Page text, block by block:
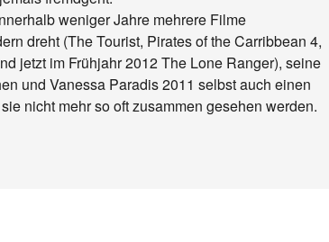
weniger Jahre mehrere Filme
dreht (The Tourist, Pirates of the Carribbean 4,
jetzt im Frühjahr 2012 The Lone Ranger), seine
und Vanessa Paradis 2011 selbst auch einen
nicht mehr so oft zusammen gesehen werden.